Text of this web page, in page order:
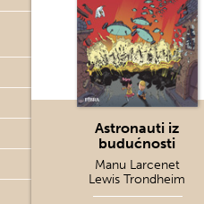
Astronauti iz
budućnosti
Manu Larcenet
Lewis Trondheim